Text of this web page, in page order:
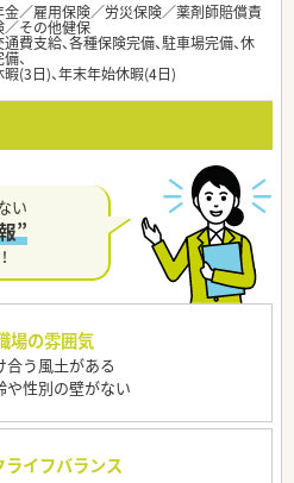
金／雇用保険／労災保険／薬剤師賠償責
／その他健保
費支給、各種保険完備、駐車場完備、休
、
(3日)、年末年始休暇(4日)
い
”
場の雰囲気
合う風土がある
や性別の壁がない
ライフバランス